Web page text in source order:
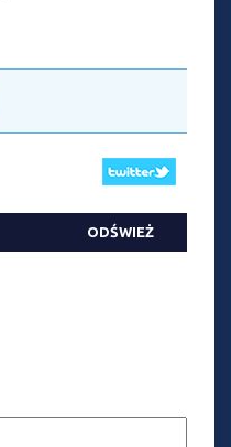
ODŚWIEŻ